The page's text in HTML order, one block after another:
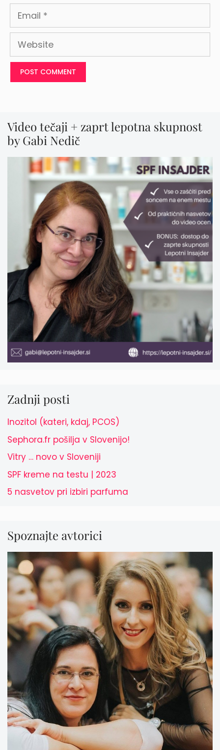
Email
Website
Video tečaji + zaprt lepotna skupnost
by Gabi Nedič
Zadnji posti
Inozitol (kateri, kdaj, PCOS)
Sephora.fr pošilja v Slovenijo!
Vitry … novo v Sloveniji
SPF kreme na testu | 2023
5 nasvetov pri izbiri parfuma
Spoznajte avtorici